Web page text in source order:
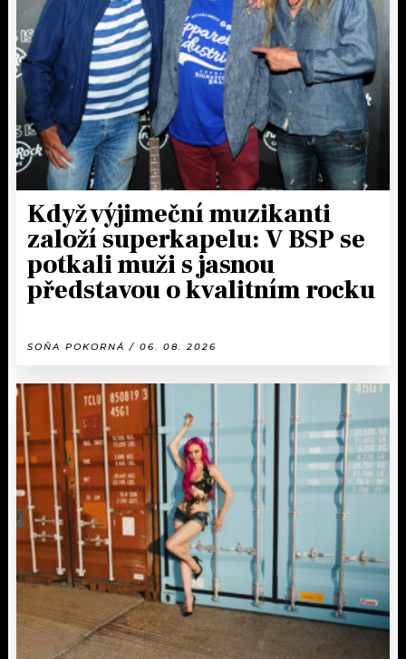
Když výjimeční muzikanti
založí superkapelu: V BSP se
potkali muži s jasnou
představou o kvalitním rocku
SOŇA POKORNÁ / 06. 08. 2026